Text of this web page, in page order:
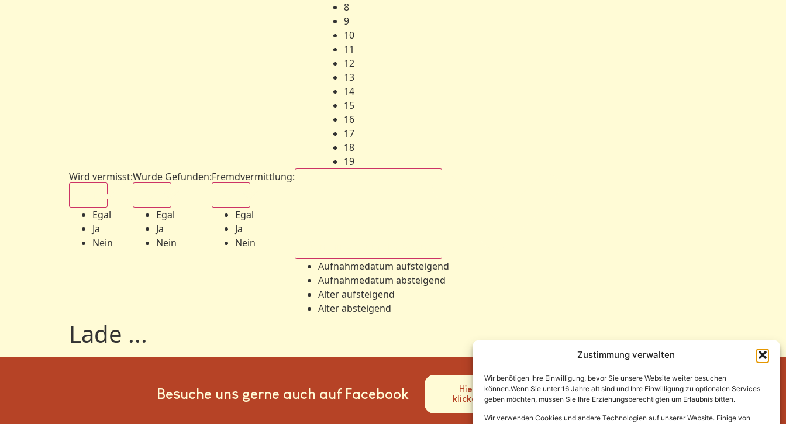
Zustimmung verwalten
Wir benötigen Ihre Einwilligung, bevor Sie unsere Website weiter besuchen
können.Wenn Sie unter 16 Jahre alt sind und Ihre Einwilligung zu optionalen Services
geben möchten, müssen Sie Ihre Erziehungsberechtigten um Erlaubnis bitten.
Wir verwenden Cookies und andere Technologien auf unserer Website. Einige von
8
9
10
11
12
13
14
15
16
17
18
19
Wird vermisst:
Egal
Ja
Nein
Wurde Gefunden:
Egal
Ja
Nein
Fremdvermittlung:
Egal
Ja
Nein
Aufnahmedatum aufsteigend
Aufnahmedatum absteigend
Alter aufsteigend
Alter absteigend
Lade ...
Besuche uns gerne auch auf Facebook
Hier
klicken